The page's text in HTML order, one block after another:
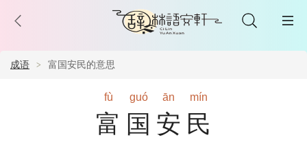
成语 富国安民的意思
fù guó ān mín
富国安民